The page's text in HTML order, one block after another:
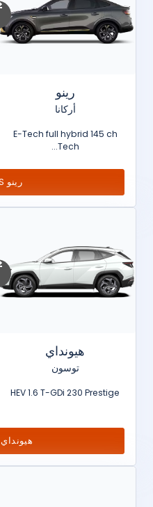
رينو
أركانا
E-Tech full hybrid 145 ch
Tech...
رينو VS تسلا
هيونداي
توسون
HEV 1.6 T-GDi 230 Prestige
هيونداي VS جايكو